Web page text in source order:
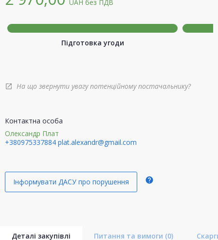
UAH без ПДВ
Підготовка угоди
open_in_new На що звернути увагу потенційному постачальнику?
Контактна особа
Олександр Плат
+380975337884 plat.alexandr@gmail.com
Інформувати ДАСУ про порушення help
Деталі закупівлі Питання та вимоги (0)